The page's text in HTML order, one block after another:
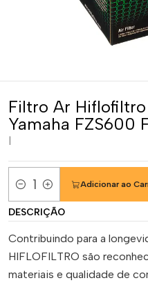
Filtro Ar
Yamaha FZS600
Quantidade
Adicionar ao
DESCRIÇÃO
Contribuindo para a
HIFLOFILTRO são
materiais e qualidade de